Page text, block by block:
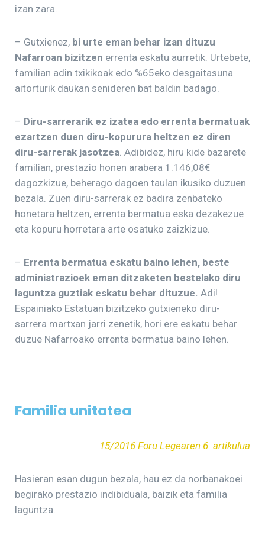
izan zara.
– Gutxienez, bi urte eman behar izan dituzu
Nafarroan bizitzen errenta eskatu aurretik. Urtebete,
familian adin txikikoak edo %65eko desgaitasuna
aitorturik daukan senideren bat baldin badago.
– Diru-sarrerarik ez izatea edo errenta bermatuak
ezartzen duen diru-kopurura heltzen ez diren
diru-sarrerak jasotzea . Adibidez, hiru kide bazarete
familian, prestazio honen arabera 1.146,08€
dagozkizue, beherago dagoen taulan ikusiko duzuen
bezala. Zuen diru-sarrerak ez badira zenbateko
honetara heltzen, errenta bermatua eska dezakezue
eta kopuru horretara arte osatuko zaizkizue.
– Errenta bermatua eskatu baino lehen, beste
administrazioek eman ditzaketen bestelako diru
laguntza guztiak eskatu behar dituzue. Adi!
Espainiako Estatuan bizitzeko gutxieneko diru-
sarrera martxan jarri zenetik, hori ere eskatu behar
duzue Nafarroako errenta bermatua baino lehen.
Familia unitatea
15/2016 Foru Legearen 6. artikulua
Hasieran esan dugun bezala, hau ez da norbanakoei
begirako prestazio indibiduala, baizik eta familia
laguntza.